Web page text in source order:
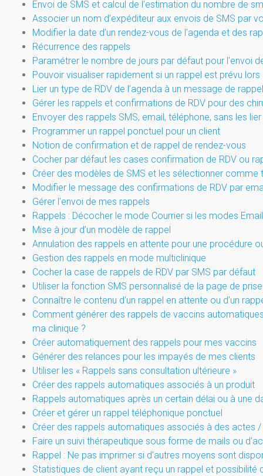
Envoi de SMS et calcul de l’estimation du nombre de
Associer un nom d’expéditeur aux envois de SMS par
Modifier la date d’un rendez-vous de l’agenda et des
Récurrence des rappels
Paramétrer le nombre de jours par défaut pour l’envoi
Pouvoir visualiser rapidement si un rappel est prévu lors
Lier un type de RDV de l’agenda à un message de
Gérer les rappels et confirmations de RDV pour des
Envoyer des rappels SMS, email, téléphone, sans les
Programmer un rappel ponctuel pour un client
Notion de confirmation et de rappel de rendez-vous
Cocher par défaut les cases confirmation de RDV ou
Créer des modèles de SMS et les sélectionner
Modifier le message des confirmations de RDV par
Gérer l’envoi de mes rappels
Rappels : Décocher le mode Courrier si les modes
Mise à jour d’un modèle de rappel
Annulation des rappels en attente pour une procédure
Gestion des rappels en mode multiclinique
Cocher la case de rappels de RDV par SMS par défaut
Utiliser la fonction SMS personnalisé de la page de
Connaître le contenu d’un rappel en attente ou d’un
Comment générer des rappels de vaccins
ma clinique ?
Créer automatiquement des rappels pour mes vaccins
Générer des relances pour les impayés de mes clients
Utiliser les « Rappels sans consultation ultérieure »
Créer des rappels automatiques associés à un produit
Rappels automatiques après un certain délai ou à une
Créer et gérer un rappel téléphonique ponctuel
Créer des rappels automatiques associés à des actes
Faire un suivi thérapeutique sous forme de mails ou
Rappel : Ne pas imprimer si d’autres moyens sont
Statistiques de client ayant reçu un rappel et possibilité